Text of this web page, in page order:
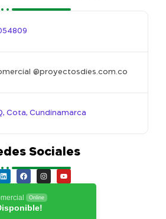
@proyectosdies.com.co
Cota, Cundinamarca
Sociales
Online